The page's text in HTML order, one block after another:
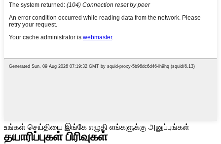
உங்கள் செய்தியை இங்கே எழுதி எங்களுக்கு அனுப்புங்கள்
தயாரிப்புகள் பிரிவுகள்